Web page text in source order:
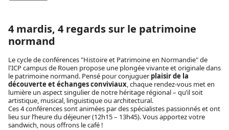
4 mardis, 4 regards sur le patrimoine
normand
Le cycle de conférences "Histoire et Patrimoine en Normandie" de
l'ICP campus de Rouen propose une plongée vivante et originale dans
le patrimoine normand. Pensé pour conjuguer plaisir de la
découverte et échanges conviviaux, chaque rendez-vous met en
lumière un aspect singulier de notre héritage régional – qu’il soit
artistique, musical, linguistique ou architectural.
Ces 4 conférences sont animées par des spécialistes passionnés et ont
lieu sur l’heure du déjeuner (12h15 – 13h45). Vous apportez votre
sandwich, nous offrons le café !